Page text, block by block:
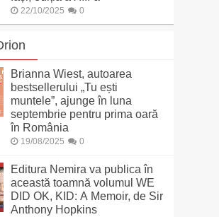
22/10/2025 0
Brianna Wiest, autoarea
bestsellerului „Tu ești
muntele”, ajunge în luna
septembrie pentru prima oară
în România
19/08/2025 0
Editura Nemira va publica în
această toamnă volumul WE
DID OK, KID: A Memoir, de Sir
Anthony Hopkins